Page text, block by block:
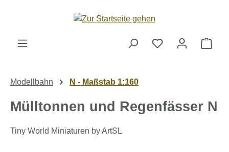
Zum Hauptinhalt springen
Modellbahn N - Maßstab 1:160
Mülltonnen und Regenfässer N
Tiny World Miniaturen by ArtSL